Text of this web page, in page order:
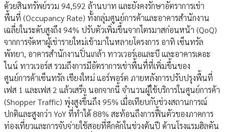
ด้วยสินทรัพย์รวม 94,592 ล้านบาท และยังคงรักษาอัตราการเช่า
พื้นที่ (Occupancy Rate) ทั้งกลุ่มศูนย์การค้าและอาคารสำนักงาน
เฉลี่ยในระดับสูงถึง 94% ปรับตัวเพิ่มขึ้นจากไตรมาสก่อนหน้า (QoQ)
จากการจัดหาผู้เช่ารายใหม่เข้ามาในหลายโครงการ อาทิ เซ็นทรัล
พัทยา, อาคารสำนักงานปิ่นเกล้า ทาวเวอร์เอและบี และอาคารเดอะ
ไนน์ ทาวเวอร์ส รวมถึงการมีอัตราการเช่าพื้นทื่ที่เพิ่มขึ้นของ
ศูนย์การค้าเซ็นทรัล เชียงใหม่ แอร์พอร์ต ภายหลังการปรับปรุงพื้นที่
เฟส 1 และเฟส 2 แล้วเสร็จ นอกจากนี้ จำนวนผู้ใช้บริการในศูนย์การค้า
(Shopper Traffic) พุ่งสูงขึ้นถึง 95% เมื่อเทียบกับช่วงสถานการณ์
ปกติและสูงกว่า YoY ที่ทำได้ 88% สะท้อนถึงการฟื้นตัวของภาคการ
ท่องเที่ยวและการจับจ่ายใช้สอยที่คึกคักในช่วงต้นปี ด้านโรงแรมฮิลตัน